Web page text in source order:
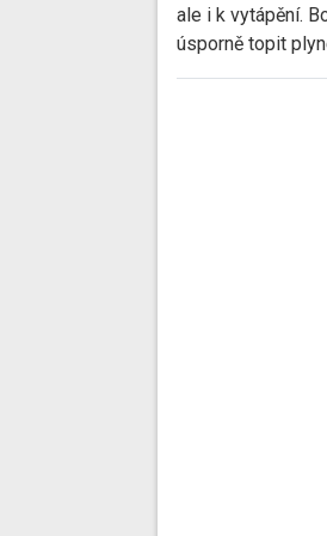
ale i k vytápění.
úsporně topit